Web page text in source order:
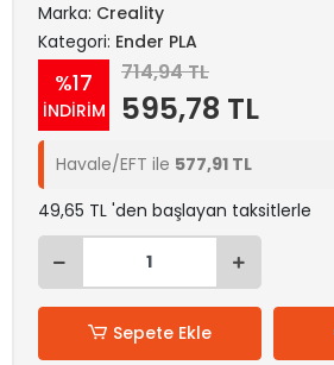
Marka: Creality
Kategori: Ender PLA
%17
İNDİRİM
714,94 TL
595,78 TL
Havale/EFT ile 577,91 TL
49,65 TL 'den başlayan taksitlerle
Sepete Ekle